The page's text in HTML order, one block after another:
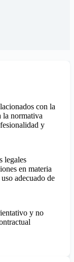
con la
la normativa
y
legales
en materia
adecuado de
y no